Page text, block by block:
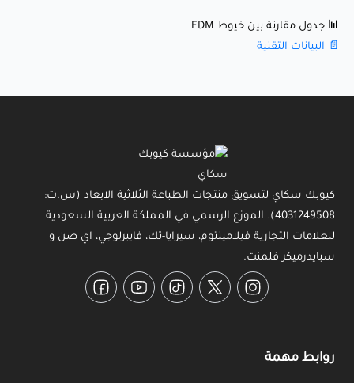
📊 جدول مقارنة بين خيوط FDM
📄 البيانات التقنية
كيوبك سكاي لتسويق منتجات الطباعة الثلاثية الابعاد (س.ت:
4031249508). الموزع الرسمي في المملكة العربية السعودية
للعلامات التجارية فيلامينتوم، سيرايا-تك، فايبرلوجي، اي صن و
سبايدرميكر فلمنت.
Instagram
Twitter
TikTok
YouTube
Facebook
روابط مهمة